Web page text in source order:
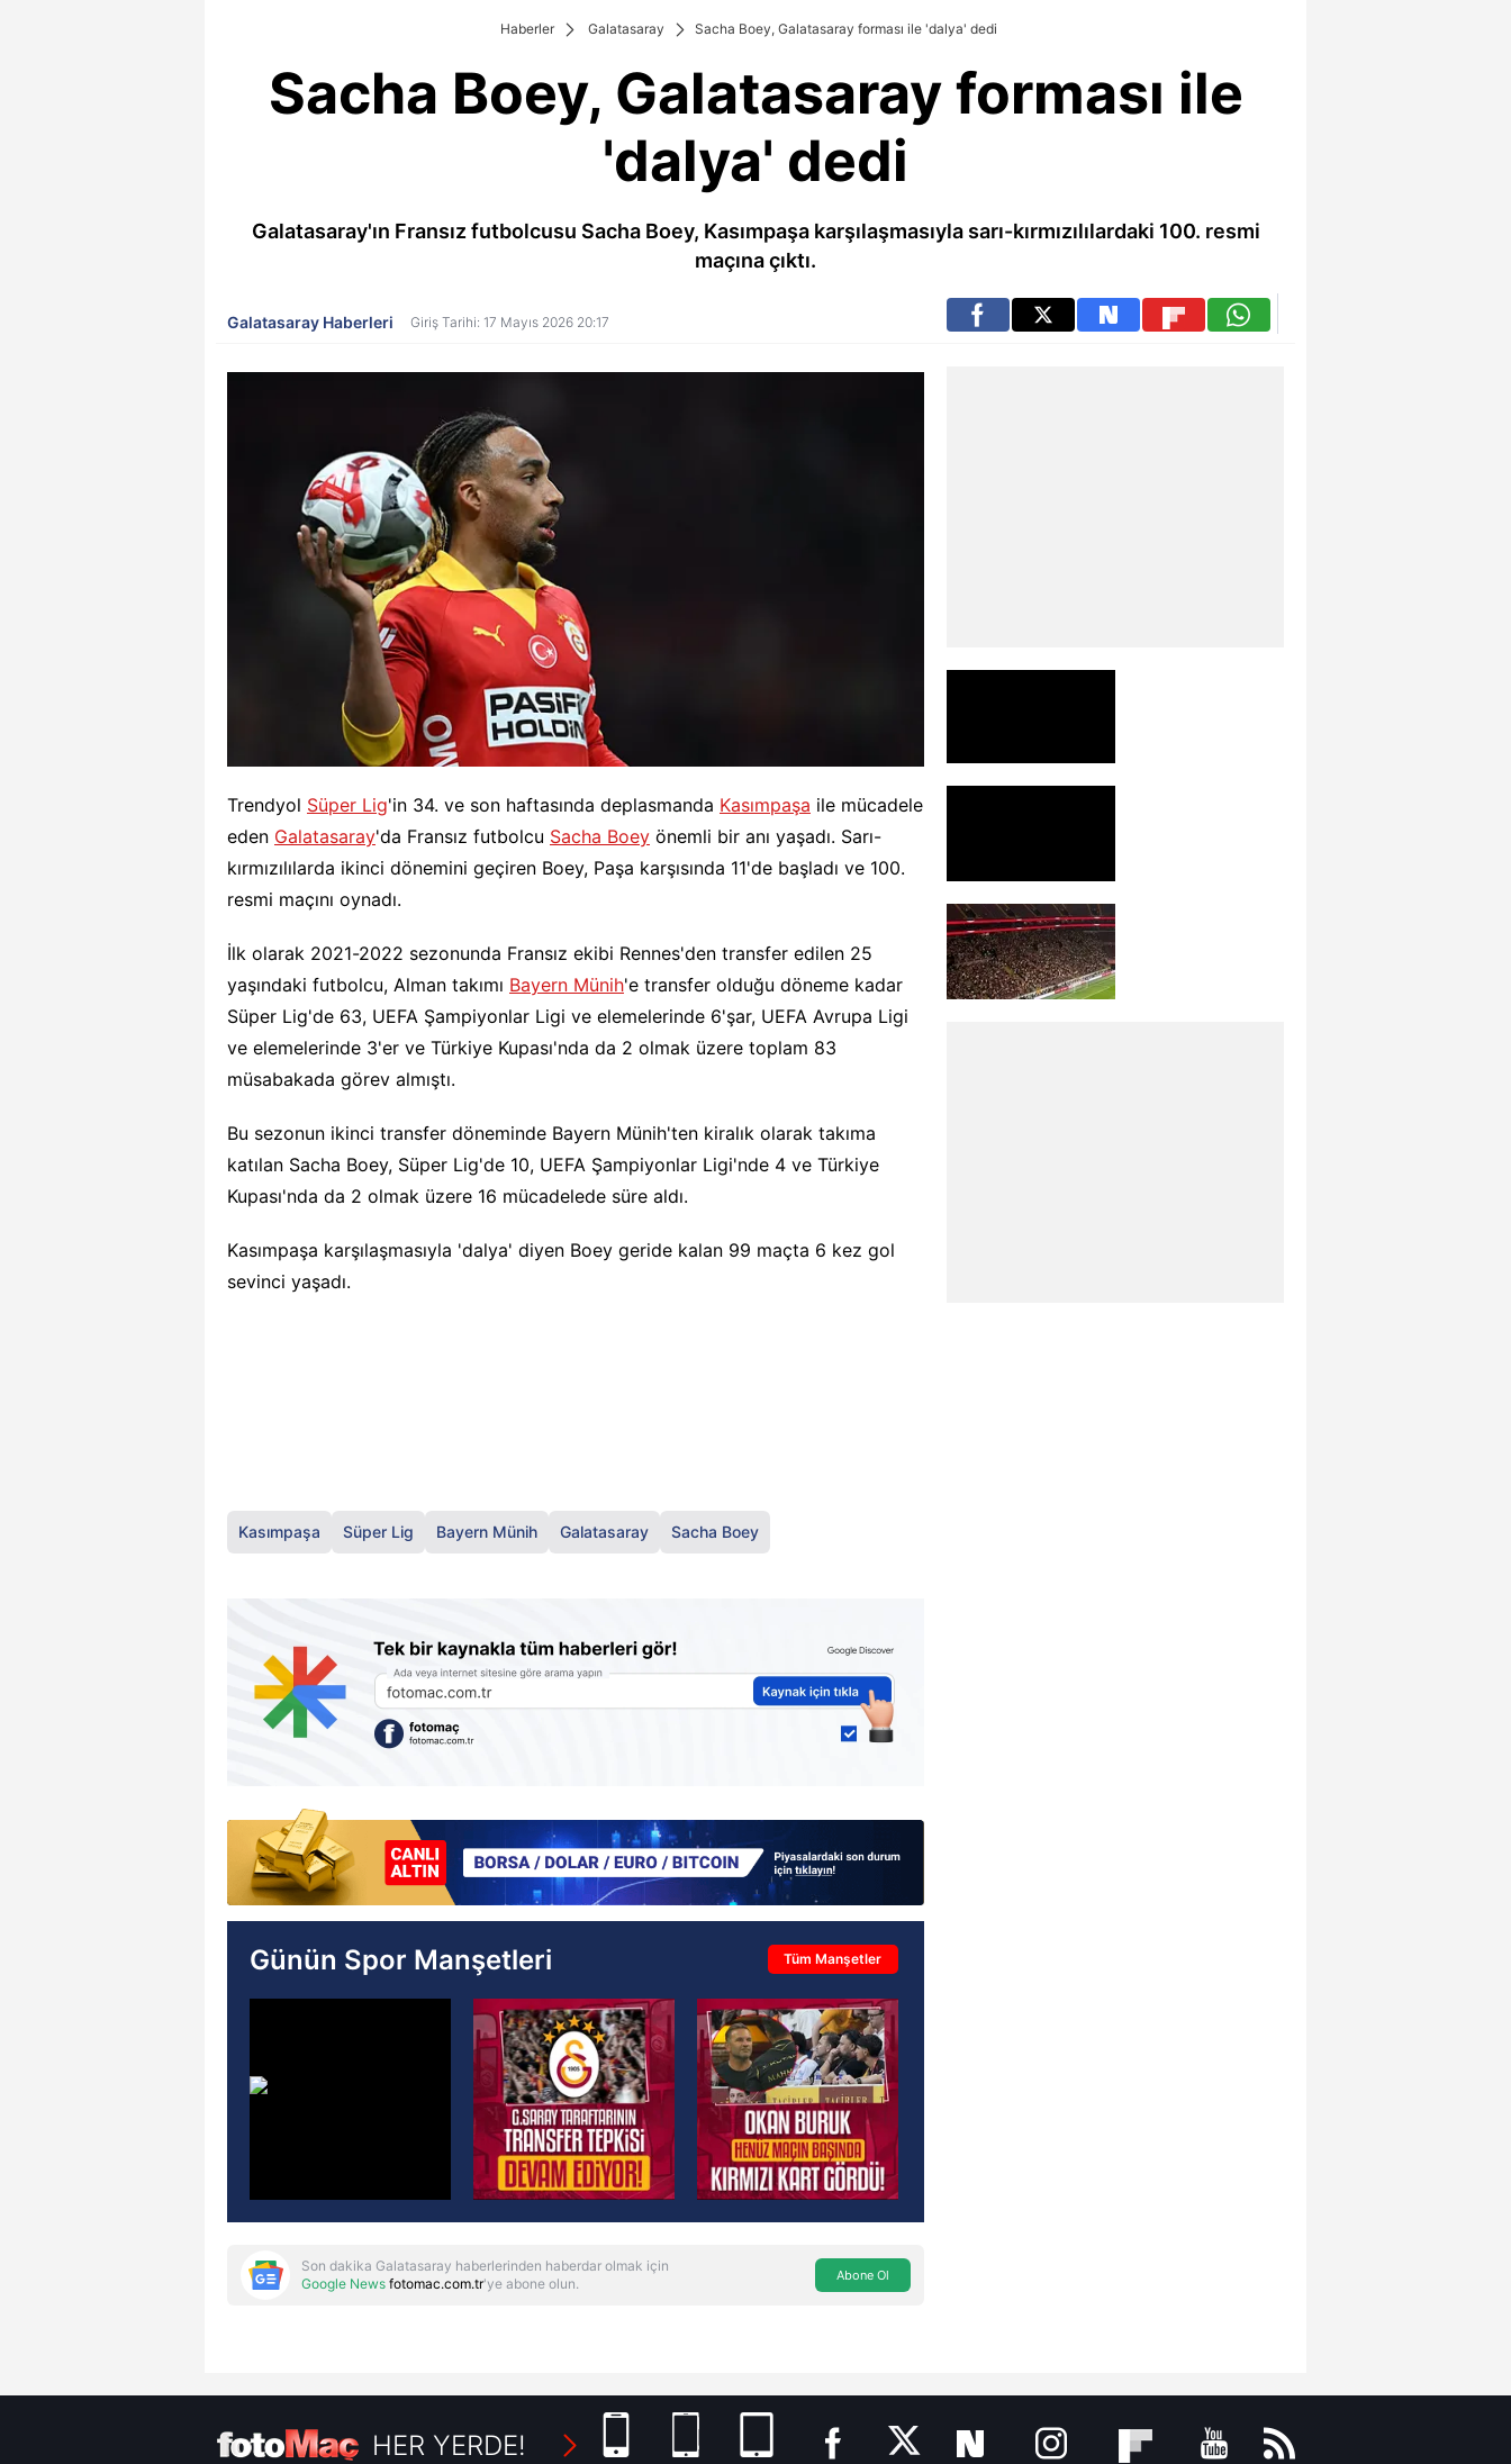
Haberler Galatasaray Sacha Boey, Galatasaray forması ile 'dalya' dedi
Sacha Boey, Galatasaray forması ile
'dalya' dedi
Galatasaray'ın Fransız futbolcusu Sacha Boey, Kasımpaşa karşılaşmasıyla sarı-kırmızılılardaki 100. resmi
maçına çıktı.
Galatasaray Haberleri Giriş Tarihi: 17 Mayıs 2026 20:17
Trendyol Süper Lig'in 34. ve son haftasında deplasmanda Kasımpaşa ile mücadele
eden Galatasaray'da Fransız futbolcu Sacha Boey önemli bir anı yaşadı. Sarı-
kırmızılılarda ikinci dönemini geçiren Boey, Paşa karşısında 11'de başladı ve 100.
resmi maçını oynadı.
İlk olarak 2021-2022 sezonunda Fransız ekibi Rennes'den transfer edilen 25
yaşındaki futbolcu, Alman takımı Bayern Münih'e transfer olduğu döneme kadar
Süper Lig'de 63, UEFA Şampiyonlar Ligi ve elemelerinde 6'şar, UEFA Avrupa Ligi
ve elemelerinde 3'er ve Türkiye Kupası'nda da 2 olmak üzere toplam 83
müsabakada görev almıştı.
Bu sezonun ikinci transfer döneminde Bayern Münih'ten kiralık olarak takıma
katılan Sacha Boey, Süper Lig'de 10, UEFA Şampiyonlar Ligi'nde 4 ve Türkiye
Kupası'nda da 2 olmak üzere 16 mücadelede süre aldı.
Kasımpaşa karşılaşmasıyla 'dalya' diyen Boey geride kalan 99 maçta 6 kez gol
sevinci yaşadı.
Kasımpaşa Süper Lig Bayern Münih Galatasaray Sacha Boey
Günün Spor Manşetleri Tüm Manşetler
Son dakika Galatasaray haberlerinden haberdar olmak için
Google News fotomac.com.tr'ye abone olun. Abone Ol
HER YERDE!